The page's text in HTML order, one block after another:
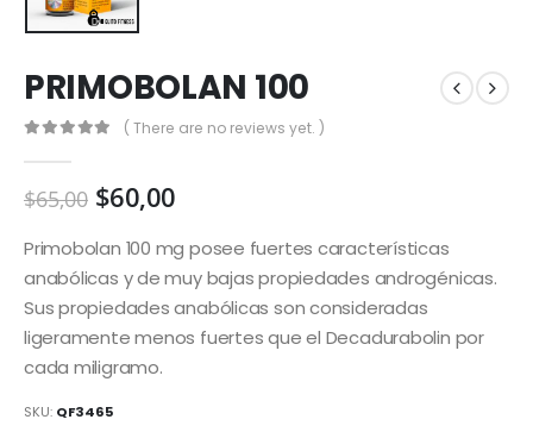
PRIMOBOLAN 100
( There are no reviews yet. )
$65,00 $60,00
Primobolan 100 mg posee fuertes características
anabólicas y de muy bajas propiedades androgénicas.
Sus propiedades anabólicas son consideradas
ligeramente menos fuertes que el Decadurabolin por
cada miligramo.
SKU: QF3465